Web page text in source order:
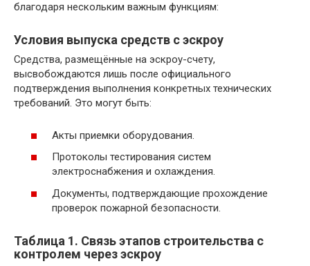
благодаря нескольким важным функциям:
Условия выпуска средств с эскроу
Средства, размещённые на эскроу-счету,
высвобождаются лишь после официального
подтверждения выполнения конкретных технических
требований. Это могут быть:
Акты приемки оборудования.
Протоколы тестирования систем
электроснабжения и охлаждения.
Документы, подтверждающие прохождение
проверок пожарной безопасности.
Таблица 1. Связь этапов строительства с
контролем через эскроу